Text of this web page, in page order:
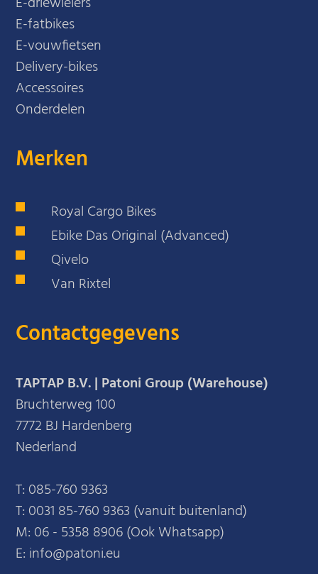
E-fatbikes
E-vouwfietsen
Delivery-bikes
Accessoires
Onderdelen
Merken
Royal Cargo Bikes
Ebike Das Original (Advanced)
Qivelo
Van Rixtel
Contactgegevens
TAPTAP B.V. | Patoni Group (Warehouse)
Bruchterweg 100
7772 BJ Hardenberg
Nederland
T: 085-760 9363
T: 0031 85-760 9363 (vanuit buitenland)
M: 06 - 5358 8906 (Ook Whatsapp)
E: info@patoni.eu